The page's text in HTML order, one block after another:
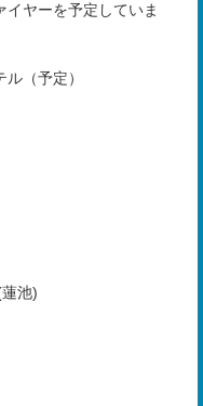
ヤーを予定していま
（予定）
池)